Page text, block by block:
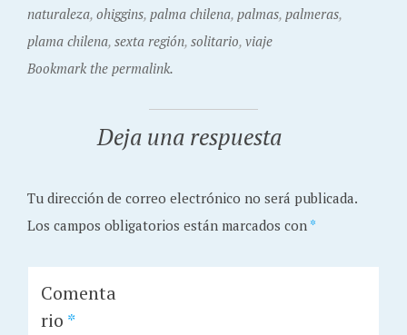
naturaleza, ohiggins, palma chilena, palmas, palmeras,
plama chilena, sexta región, solitario, viaje
Bookmark the permalink.
Deja una respuesta
Tu dirección de correo electrónico no será publicada.
Los campos obligatorios están marcados con *
Comenta
rio *